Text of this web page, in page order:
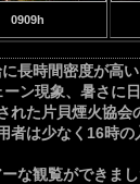
0909h
長時間密度が高い
ン現象、暑さに
れた片貝煙火協
者は少なく16時
な観覧ができま